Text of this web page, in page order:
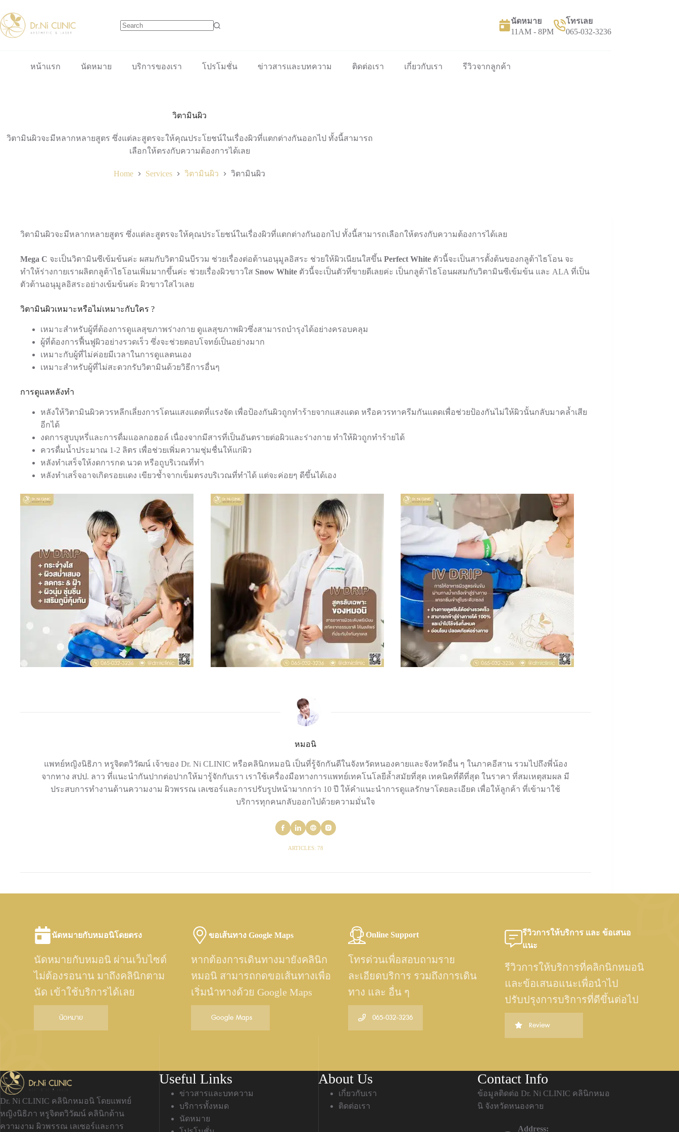
to
content
นัดหมาย
11AM - 8PM
โทรเลย
065-032-3236
หน้าแรก นัดหมาย บริการของเรา โปรโมชั่น ข่าวสารและบทความ ติดต่อเรา เกี่ยวกับเรา รีวิวจากลูกค้า
วิตามินผิว
วิตามินผิวจะมีหลากหลายสูตร ซึ่งแต่ละสูตรจะให้คุณประโยชน์ในเรื่องผิวที่แตกต่างกันออกไป ทั้งนี้สามารถ
เลือกให้ตรงกับความต้องการได้เลย
Home Services วิตามินผิว วิตามินผิว
วิตามินผิวจะมีหลากหลายสูตร ซึ่งแต่ละสูตรจะให้คุณประโยชน์ในเรื่องผิวที่แตกต่างกันออกไป ทั้งนี้สามารถเลือกให้ตรงกับความต้องการได้เลย
Mega C จะเป็นวิตามินซีเข้มข้นค่ะ ผสมกับวิตามินบีรวม ช่วยเรื่องต่อต้านอนุมูลอิสระ ช่วยให้ผิวเนียนใสขึ้น Perfect White ตัวนี้จะเป็นสารตั้งต้นของกลูต้าไธโอน จะ
ทำให้ร่างกายเราผลิตกลูต้าไธโอนเพิ่มมากขึ้นค่ะ ช่วยเรื่องผิวขาวใส Snow White ตัวนี้จะเป็นตัวที่ขายดีเลยค่ะ เป็นกลูต้าไธโอนผสมกับวิตามินซีเข้มข้น และ ALA ที่เป็น
ตัวต้านอนุมูลอิสระอย่างเข้มข้นค่ะ ผิวขาวใสไวเลย
วิตามินผิวเหมาะหรือไม่เหมาะกับใคร ?
เหมาะสำหรับผู้ที่ต้องการดูแลสุขภาพร่างกาย ดูแลสุขภาพผิวซึ่งสามารถบำรุงได้อย่างครอบคลุม
ผู้ที่ต้องการฟื้นฟูผิวอย่างรวดเร็ว ซึ่งจะช่วยตอบโจทย์เป็นอย่างมาก
เหมาะกับผู้ที่ไม่ค่อยมีเวลาในการดูแลตนเอง
เหมาะสำหรับผู้ที่ไม่สะดวกรับวิตามินด้วยวิธีการอื่นๆ
การดูแลหลังทำ
หลังให้วิตามินผิวควรหลีกเลี่ยงการโดนแสงแดดที่แรงจัด เพื่อป้องกันผิวถูกทำร้ายจากแสงแดด หรือควรทาครีมกันแดดเพื่อช่วยป้องกันไม่ให้ผิวนั้นกลับมาคล้ำเสีย
อีกได้
งดการสูบบุหรี่และการดื่มแอลกอฮอล์ เนื่องจากมีสารที่เป็นอันตรายต่อผิวและร่างกาย ทำให้ผิวถูกทำร้ายได้
ควรดื่มน้ำประมาณ 1-2 ลิตร เพื่อช่วยเพิ่มความชุ่มชื่นให้แก่ผิว
หลังทำเสร็จให้งดการกด นวด หรือถูบริเวณที่ทำ
หลังทำเสร็จอาจเกิดรอยแดง เขียวช้ำจากเข็มตรงบริเวณที่ทำได้ แต่จะค่อยๆ ดีขึ้นได้เอง
หมอนิ
แพทย์หญิงนิธิภา หรูจิตตวิวัฒน์ เจ้าของ Dr. Ni CLINIC หรือคลินิกหมอนิ เป็นที่รู้จักกันดีในจังหวัดหนองคายและจังหวัดอื่น ๆ ในภาคอีสาน รวมไปถึงพี่น้อง
จากทาง สปป. ลาว ที่แนะนำกันปากต่อปากให้มารู้จักกับเรา เราใช้เครื่องมือทางการแพทย์เทคโนโลยีล้ำสมัยที่สุด เทคนิคที่ดีที่สุด ในราคา ที่สมเหตุสมผล มี
ประสบการทำงานด้านความงาม ผิวพรรณ เลเซอร์และการปรับรูปหน้ามากกว่า 10 ปี ให้คำแนะนำการดูแลรักษาโดยละเอียด เพื่อให้ลูกค้า ที่เข้ามาใช้
บริการทุกคนกลับออกไปด้วยความมั่นใจ
ARTICLES: 78
นัดหมายกับหมอนิโดยตรง
นัดหมายกับหมอนิ ผ่านเว็บไซต์
ไม่ต้องรอนาน มาถึงคลินิกตาม
นัด เข้าใช้บริการได้เลย
นัดหมาย
ขอเส้นทาง Google Maps
หากต้องการเดินทางมายังคลินิก
หมอนิ สามารถกดขอเส้นทางเพื่อ
เริ่มนำทางด้วย Google Maps
Google Maps
Online Support
โทรด่วนเพื่อสอบถามราย
ละเอียดบริการ รวมถึงการเดิน
ทาง และ อื่น ๆ
065-032-3236
รีวิวการให้บริการ และ ข้อเสนอ
แนะ
รีวิวการให้บริการที่คลิกนิกหมอนิ
และข้อเสนอแนะเพื่อนำไป
ปรับปรุงการบริการที่ดีขึ้นต่อไป
Review
Dr. Ni CLINIC คลินิกหมอนิ โดยแพทย์
หญิงนิธิภา หรูจิตตวิวัฒน์ คลินิกด้าน
ความงาม ผิวพรรณ เลเซอร์และการ
Useful Links
ข่าวสารและบทความ
บริการทั้งหมด
นัดหมาย
About Us
เกี่ยวกับเรา
ติดต่อเรา
Contact Info
ข้อมูลติดต่อ Dr. Ni CLINIC คลินิกหมอ
นิ จังหวัดหนองคาย
Address: